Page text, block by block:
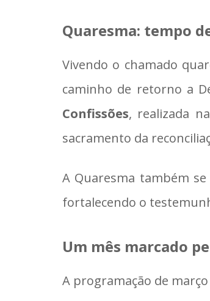
Quaresma: tempo
Vivendo o chamado
caminho de retorno a
Confissões, realizada
sacramento da
A Quaresma também
fortalecendo o
Um mês marcado
A programação de